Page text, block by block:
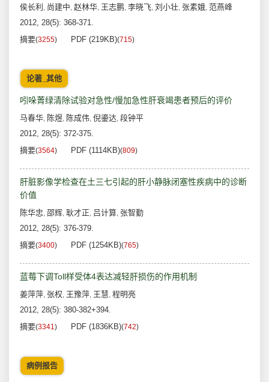
侯长利 , 尚建中, 赵林华, 王志鹏, 李晓飞, 刘小壮, 张素娥, 范燕峰
2012, 28(5): 368-371.
摘要(3255) PDF (219KB)(715)
论著_其他
吲哚菁绿清除试验对急性/慢加急性肝衰竭患者预后的评价
马春华, 陈煜, 陈成伟, 倪鎏达, 段钟平
2012, 28(5): 372-375.
摘要(3564) PDF (1114KB)(809)
肝脏影像学检查在土三七引起的肝小静脉闭塞性疾病中的诊断
价值
陈华忠, 邵辉, 耿才正, 吕计算, 张智勤
2012, 28(5): 376-379.
摘要(3400) PDF (1254KB)(765)
蓝莓下调Toll样受体4表达减轻肝损伤的作用机制
姜萍萍, 张权, 王豫萍, 王慧, 程明亮
2012, 28(5): 380-382+394.
摘要(3341) PDF (1836KB)(742)
病例报告